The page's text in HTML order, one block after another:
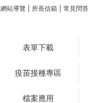
網站導覽 所長信箱 常見問答
表單下載
疫苗接種專區
檔案應用